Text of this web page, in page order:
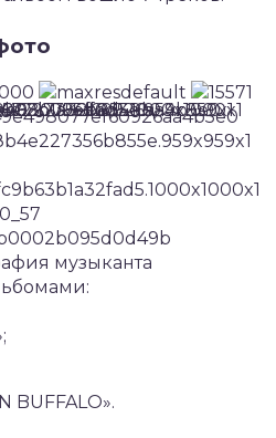
музыканта
BUFFALO».